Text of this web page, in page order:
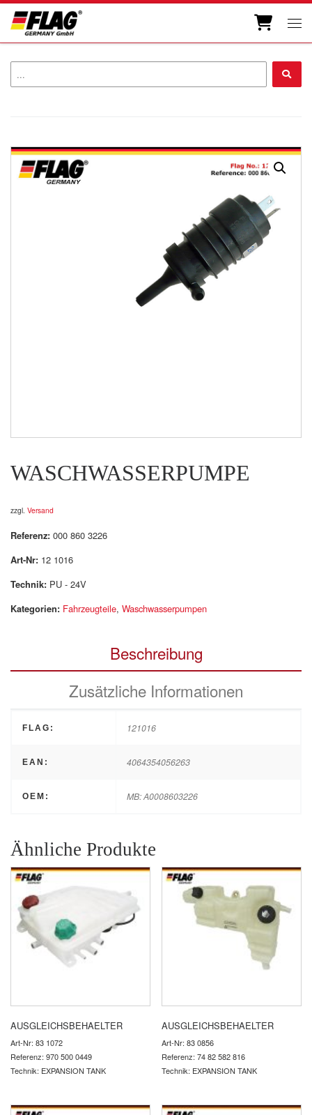
Zum Inhalt springen
WASCHWASSERPUMPE
zzgl. Versand
Referenz: 000 860 3226
Art-Nr: 12 1016
Technik: PU - 24V
Kategorien: Fahrzeugteile, Waschwasserpumpen
Beschreibung
Zusätzliche Informationen
FLAG: 121016
EAN: 4064354056263
OEM: MB: A0008603226
Ähnliche Produkte
AUSGLEICHSBEHAELTER
Art-Nr: 83 1072
Referenz: 970 500 0449
Technik: EXPANSION TANK
AUSGLEICHSBEHAELTER
Art-Nr: 83 0856
Referenz: 74 82 582 816
Technik: EXPANSION TANK